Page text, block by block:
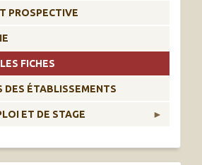
PROSPECTIVE
FICHES
DES ÉTABLISSEMENTS
ET DE STAGE